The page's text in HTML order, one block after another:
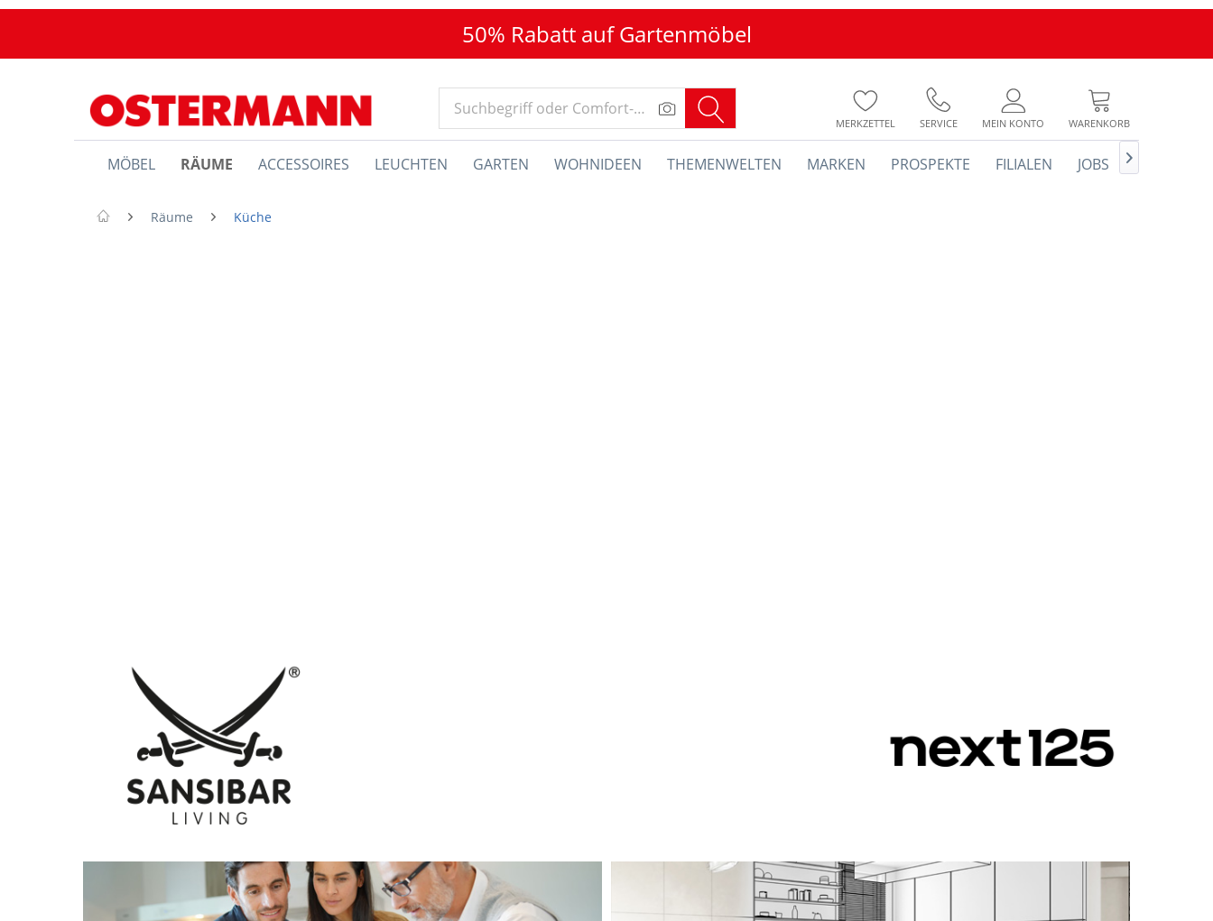
50% Rabatt auf Gartenmöbel
MERKZETTEL SERVICE MEIN KONTO WARENKORB
MÖBEL RÄUME ACCESSOIRES LEUCHTEN GARTEN WOHNIDEEN THEMENWELTEN MARKEN PROSPEKTE FILIALEN JOBS 
Räume Küche